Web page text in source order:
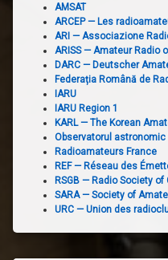
AMSAT
ARCEP — Les
ARI — Associazione
ARISS — Amateur Radio
DARC — Deutscher
Federația Română de
IARU
IARU Region 1
KARL — The Korean
Observatorul
Radioamateurs France
REF — Réseau des
RSGB — Radio Society of
SARA — Society of
URC — Union des